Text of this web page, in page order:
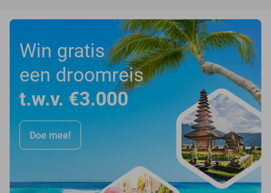
Win gratis
een droomreis
t.w.v. €3.000
Doe mee!